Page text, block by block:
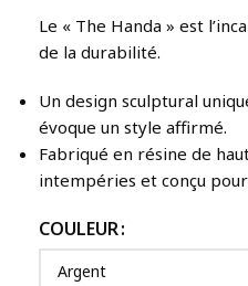
Le « The Handa » est
de la durabilité.
Un design sculptural
évoque un style affirmé.
Fabriqué en résine de
intempéries et conçu
COULEUR